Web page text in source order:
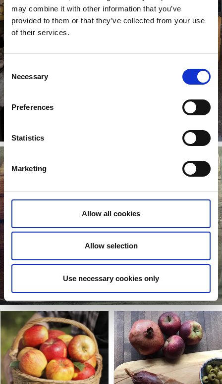
may combine it with other information that you’ve
provided to them or that they’ve collected from your use
of their services.
Consent
Selection
Necessary
Preferences
Statistics
Marketing
Allow all cookies
Allow selection
Use necessary cookies only
Brohage kött
Läs mer